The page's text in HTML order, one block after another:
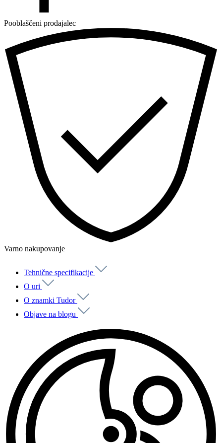
Pooblaščeni prodajalec
Varno nakupovanje
Tehnične specifikacije
O uri
O znamki Tudor
Objave na blogu